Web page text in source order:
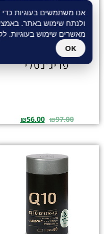
פריג'נטלי
₪97.00
₪56.00
אנו משתמשים בעוגיות
ולנתח שימוש באתר.
מאשרים שימוש בעוגיות.
OK